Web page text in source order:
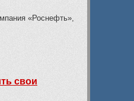
«Роснефть»,
свои